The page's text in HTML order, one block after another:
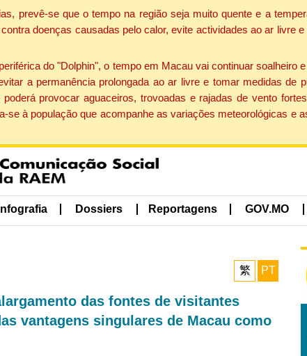
prevê-se que o tempo na região seja muito quente e a
doenças causadas pelo calor, evite actividades ao ar livre
do "Dolphin", o tempo em Macau vai continuar soalheiro
a permanência prolongada ao ar livre e tomar medidas de
provocar aguaceiros, trovoadas e rajadas de vento
se à população que acompanhe as variações meteorológicas e
Infografia Dossiers Reportagens GOV.MO
繁 PT
das fontes de visitantes
vantagens singulares de Macau como